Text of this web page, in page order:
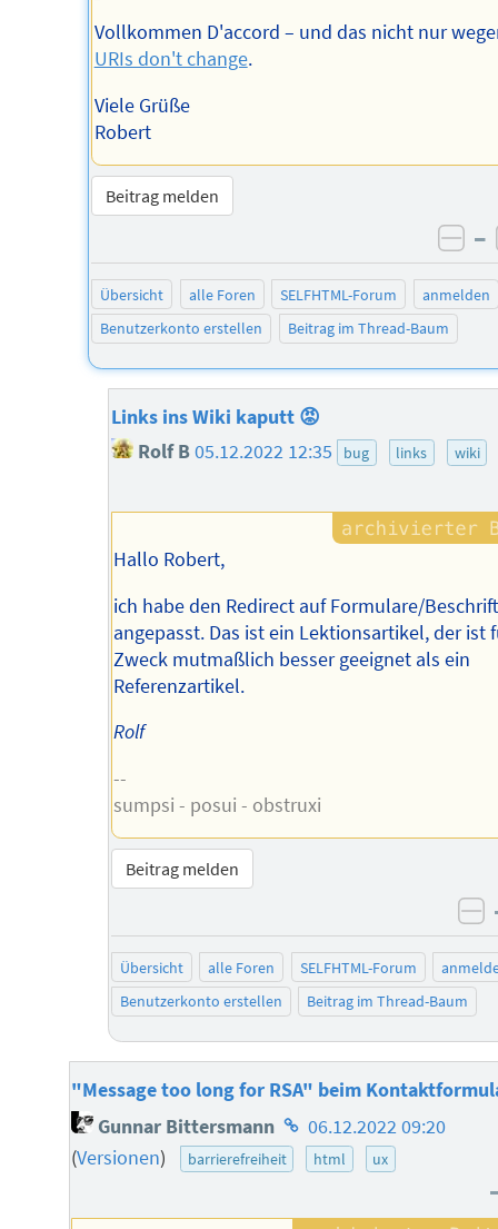
Vollkommen D'accord – und das nicht nur
URIs don't change.
Viele Grüße
Robert
Beitrag melden
–
Übersicht alle Foren SELFHTML-Forum
anmelden
Benutzerkonto erstellen
Beitrag im Thread-Baum
Links ins Wiki kaputt 😡
Rolf B 05.12.2022 12:35 bug links wiki
Hallo Robert,
ich habe den Redirect auf Formulare/
angepasst. Das ist ein Lektionsartikel, der ist
Zweck mutmaßlich besser geeignet als ein
Referenzartikel.
Rolf
--
sumpsi - posui - obstruxi
Beitrag melden
Übersicht alle Foren SELFHTML-Forum
Benutzerkonto erstellen
Beitrag im Thread-Baum
"Message too long for RSA" beim
Gunnar Bittersmann Homepage
des
06.12.2022 09:20
(Versionen) barrierefreiheit html ux